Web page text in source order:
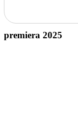
premiera 2025